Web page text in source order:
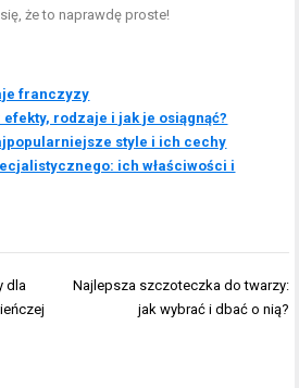
że to naprawdę proste!
franczyzy
rodzaje i jak je osiągnąć?
style i ich cechy
ich właściwości i
dla
Najlepsza szczoteczka do twarzy:
jak wybrać i dbać o nią?